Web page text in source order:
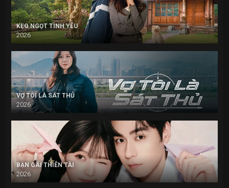
KẸO NGỌT TÌNH YÊU
2026
VỢ TÔI LÀ SÁT THỦ
2026
BẠN GÁI THIÊN TÀI
2026